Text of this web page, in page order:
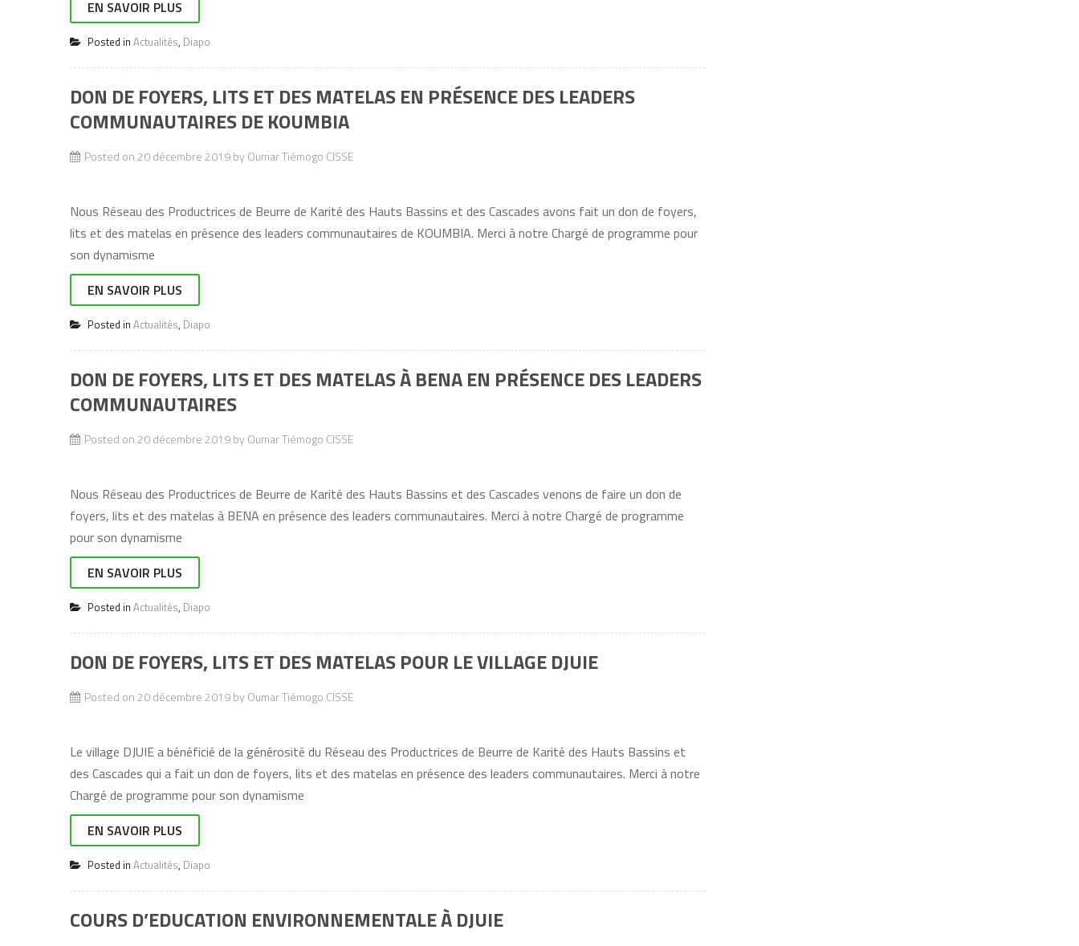
EN SAVOIR PLUS
Posted in Actualités, Diapo
DON DE FOYERS, LITS ET DES MATELAS EN PRÉSENCE DES LEADERS
COMMUNAUTAIRES DE KOUMBIA
Posted on20 décembre 2019by Oumar Tiémogo CISSE
Nous Réseau des Productrices de Beurre de Karité des Hauts Bassins et des Cascades avons fait un don de foyers,
lits et des matelas en présence des leaders communautaires de KOUMBIA. Merci à notre Chargé de programme pour
son dynamisme
EN SAVOIR PLUS
Posted in Actualités, Diapo
DON DE FOYERS, LITS ET DES MATELAS À BENA EN PRÉSENCE DES LEADERS
COMMUNAUTAIRES
Posted on20 décembre 2019by Oumar Tiémogo CISSE
Nous Réseau des Productrices de Beurre de Karité des Hauts Bassins et des Cascades venons de faire un don de
foyers, lits et des matelas à BENA en présence des leaders communautaires. Merci à notre Chargé de programme
pour son dynamisme
EN SAVOIR PLUS
Posted in Actualités, Diapo
DON DE FOYERS, LITS ET DES MATELAS POUR LE VILLAGE DJUIE
Posted on20 décembre 2019by Oumar Tiémogo CISSE
Le village DJUIE a bénéficié de la générosité du Réseau des Productrices de Beurre de Karité des Hauts Bassins et
des Cascades qui a fait un don de foyers, lits et des matelas en présence des leaders communautaires. Merci à notre
Chargé de programme pour son dynamisme
EN SAVOIR PLUS
Posted in Actualités, Diapo
COURS D’EDUCATION ENVIRONNEMENTALE À DJUIE